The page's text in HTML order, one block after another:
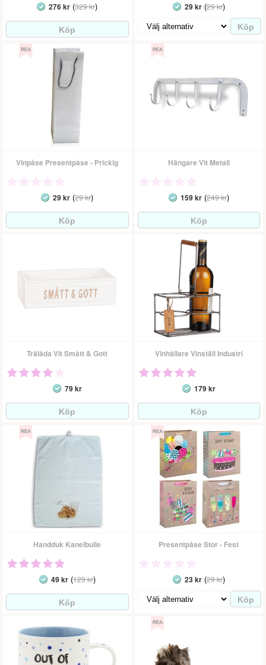
276 kr (329 kr) 29 kr(29 kr)
Vinpåse Presentpåse - Prickig
29 kr (29 kr)
Hängare Vit Metall
159 kr(249 kr)
Trälåda Vit Smått & Gott
79 kr
Vinhållare Vinställ Industri
179 kr
Handduk Kanelbulle
49 kr(129 kr)
Presentpåse Stor - Fest
23 kr(29 kr)